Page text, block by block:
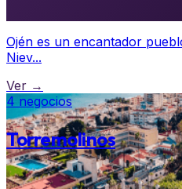
Ojén es un encantador
Niev...
Ver →
4 negocios
Torremolinos